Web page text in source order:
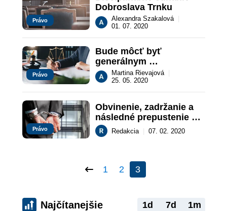
Právo
Dobroslava Trnku
Alexandra Szakalová
01. 07. 2020
Právo
Bude môcť byť
generálnym
prokurátorom aj bežný
advokát?
Martina Rievajová
25. 05. 2020
Právo
Obvinenie, zadržanie a
následné prepustenie
bývalého generálneho
prokurátora
Redakcia 07. 02. 2020
1 2 3
Najčítanejšie 1d 7d 1m